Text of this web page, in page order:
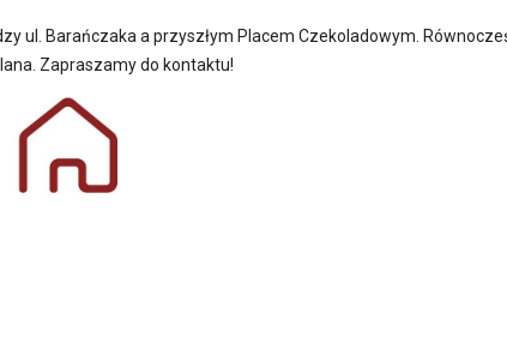
ul. Barańczaka a przyszłym Placem Czekoladowym.
Zapraszamy do kontaktu!